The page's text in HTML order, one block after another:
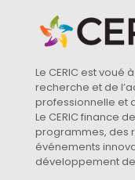
Le CERIC est voué
recherche et de
professionnelle et
Le CERIC finance
programmes, des
événements
développement